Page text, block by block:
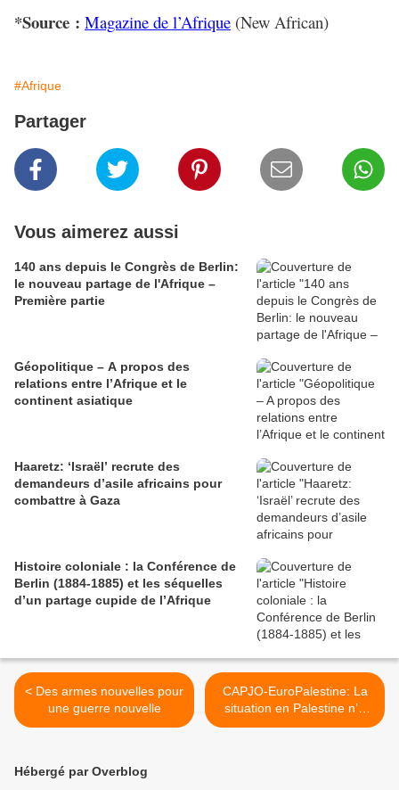
*Source : Magazine de l’Afrique (New African)
#Afrique
Partager
Vous aimerez aussi
140 ans depuis le Congrès de Berlin:
le nouveau partage de l'Afrique –
Première partie
Géopolitique – A propos des
relations entre l’Afrique et le
continent asiatique
Haaretz: ‘Israël’ recrute des
demandeurs d’asile africains pour
combattre à Gaza
Histoire coloniale : la Conférence de
Berlin (1884-1885) et les séquelles
d’un partage cupide de l’Afrique
< Des armes nouvelles pour
une guerre nouvelle
CAPJO-EuroPalestine: La
situation en Palestine n’a
cessé de s’aggraver ces
Hébergé par Overblog